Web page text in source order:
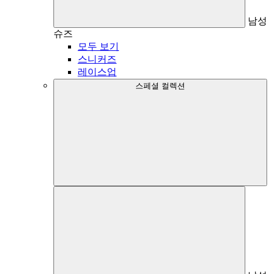
남성
슈즈
모두 보기
스니커즈
레이스업
스페셜 컬렉션